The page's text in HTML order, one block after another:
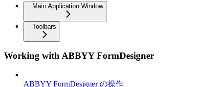
Main Application Window
Toolbars
Working with ABBYY FormDesigner
ABBYY FormDesigner の操作